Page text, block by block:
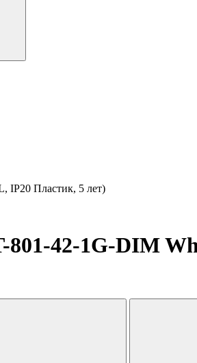
IP20 Пластик, 5 лет)
42-1G-DIM